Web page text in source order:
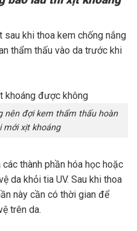
khi thoa kem chống nắng
thẩm thấu vào da trước khi
nên đợi kem thẩm thấu hoàn
mới xịt khoáng
thành phần hóa học hoặc
da khỏi tia UV. Sau khi thoa
này cần có thời gian để
trên da.